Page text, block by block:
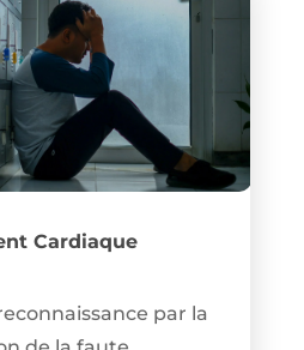
Cardiaque
par la